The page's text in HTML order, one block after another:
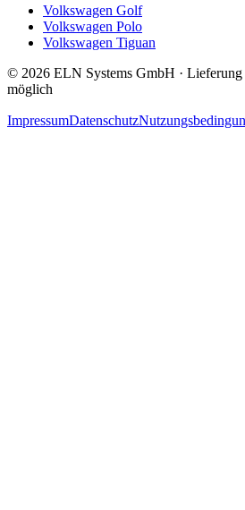
Volkswagen Golf
Volkswagen Polo
Volkswagen Tiguan
© 2026 ELN Systems GmbH · Lieferung
möglich
ImpressumDatenschutz